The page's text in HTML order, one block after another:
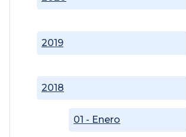
2018
01 - Enero
2019